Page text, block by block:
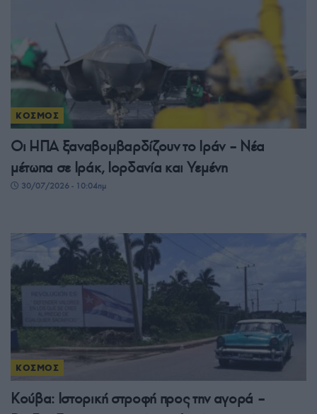
ΚΟΣΜΟΣ
Οι ΗΠΑ ξαναβομβαρδίζουν το Ιράν – Νέα
μέτωπα σε Ιράκ, Ιορδανία και Υεμένη
30/07/2026 - 10:04πμ
ΚΟΣΜΟΣ
Κούβα: Ιστορική στροφή προς την αγορά –